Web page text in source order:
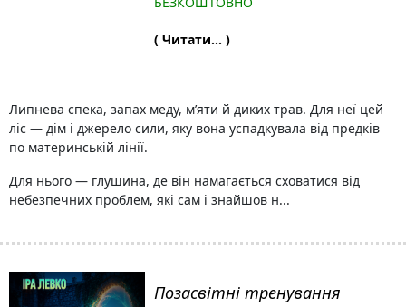
( Читати... )
Липнева спека, запах меду, м’яти й диких трав. Для неї цей
ліс — дім і джерело сили, яку вона успадкувала від предків
по материнській лінії.
Для нього — глушина, де він намагається сховатися від
небезпечних проблем, які сам і знайшов н...
Позасвітні тренування